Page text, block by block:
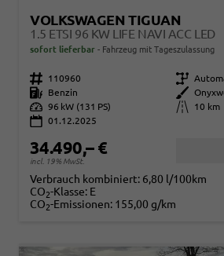
VOLKSWAGEN TIGUAN
1.5 ETSI 96 KW LIFE NAVI ACC LED
sofort lieferbar Fahrzeug mit Tageszulassung
Fahrzeugnr. 110960 Getriebe
Kraftstoff
Benzin Außenfarbe
Leistung 96 kW (131 PS) Kilometerstand
10 km
01.12.2025
34.490,– €
incl. 19% MwSt.
Verbrauch kombiniert: 6,80 l/100km
CO2-Klasse: E
CO2-Emissionen: 155,00 g/km